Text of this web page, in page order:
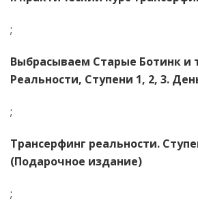
;
Выбрасываем Старые Ботинк и
Реальности, Ступени 1, 2, 3.
;
Трансерфинг реальности.
(Подарочное издание)
;